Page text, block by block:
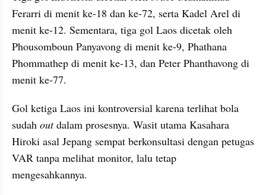
Ferarri di menit ke-18 dan ke-72, serta Kadel Arel di
menit ke-12. Sementara, tiga gol Laos dicetak oleh
Phousomboun Panyavong di menit ke-9, Phathana
Phommathep di menit ke-13, dan Peter Phanthavong di
menit ke-77.
Gol ketiga Laos ini kontroversial karena terlihat bola
sudah out dalam prosesnya. Wasit utama Kasahara
Hiroki asal Jepang sempat berkonsultasi dengan petugas
VAR tanpa melihat monitor, lalu tetap
mengesahkannya.